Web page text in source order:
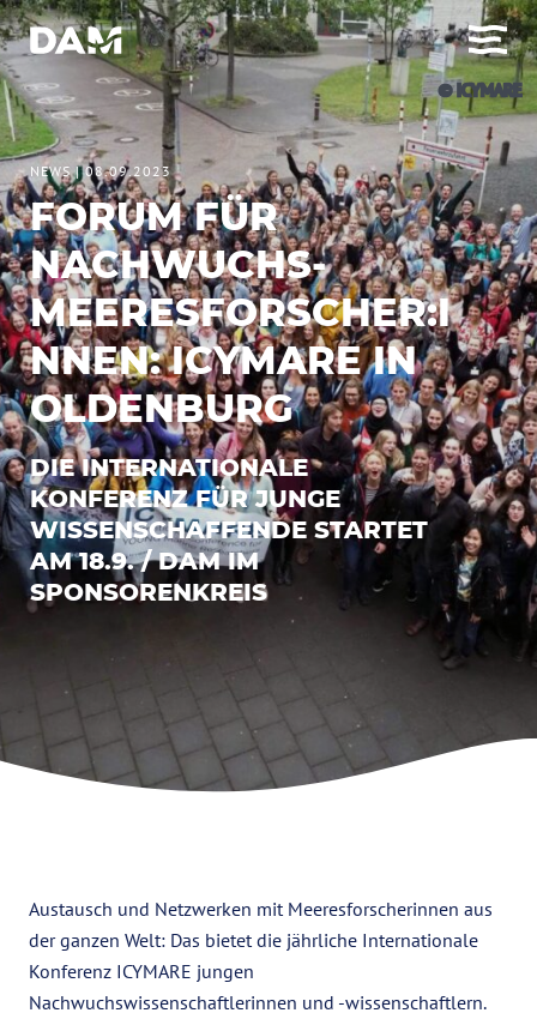
© ICYMARE
NEWS |08.09.2023
FORUM FÜR
NACHWUCHS-
MEERESFORSCHER:I
NNEN: ICYMARE IN
OLDENBURG
DIE INTERNATIONALE
KONFERENZ FÜR JUNGE
WISSENSCHAFFENDE STARTET
AM 18.9. / DAM IM
SPONSORENKREIS
Austausch und Netzwerken mit Meeresforscherinnen aus
der ganzen Welt: Das bietet die jährliche Internationale
Konferenz ICYMARE jungen
Nachwuchswissenschaftlerinnen und -wissenschaftlern.